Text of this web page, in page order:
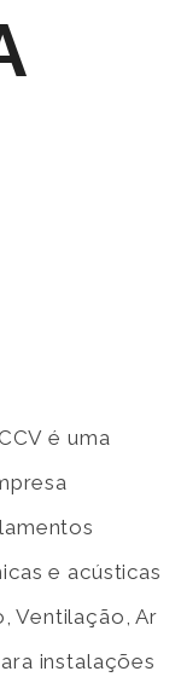
é uma
e acústicas
Ventilação, Ar
instalações